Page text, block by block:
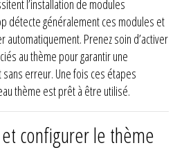
l’installation de modules
détecte généralement ces modules et
Prenez soin d’activer
au thème pour garantir une
erreur. Une fois ces étapes
thème est prêt à être utilisé.
configurer le thème